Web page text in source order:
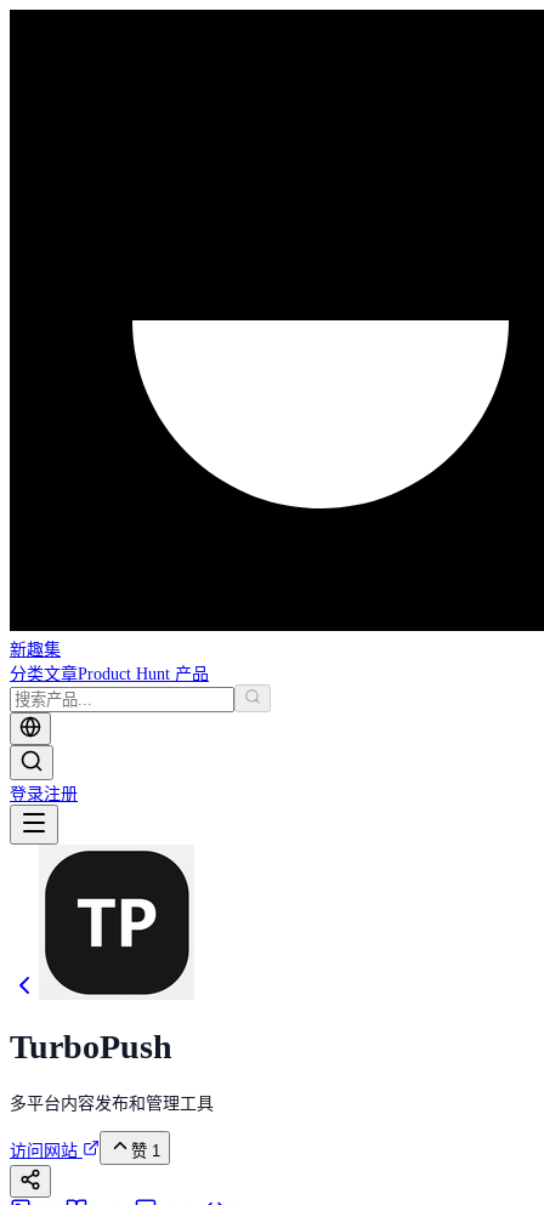
新趣集
分类文章Product Hunt 产品
登录注册
TurboPush
多平台内容发布和管理工具
访问网站 赞 1